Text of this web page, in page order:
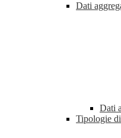
Dati
Dati
Tipologie